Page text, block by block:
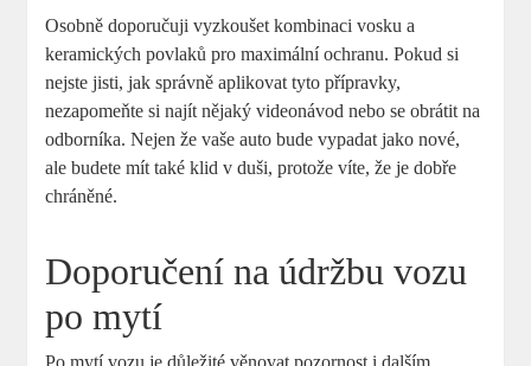
Osobně doporučuji vyzkoušet kombinaci vosku a
keramických povlaků pro maximální ochranu. Pokud si
nejste jisti, jak správně aplikovat tyto přípravky,
nezapomeňte si najít nějaký videonávod nebo se obrátit na
odborníka. Nejen že vaše auto bude vypadat jako nové,
ale budete mít také klid v duši, protože víte, že je dobře
chráněné.
Doporučení na údržbu vozu
po mytí